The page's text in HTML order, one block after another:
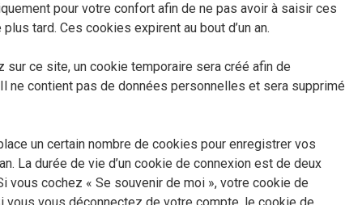
pour votre confort afin de ne pas avoir à saisir ces
tard. Ces cookies expirent au bout d’un an.
ce site, un cookie temporaire sera créé afin de
ne contient pas de données personnelles et sera supprimé
un certain nombre de cookies pour enregistrer vos
La durée de vie d’un cookie de connexion est de deux
vous cochez « Se souvenir de moi », votre cookie de